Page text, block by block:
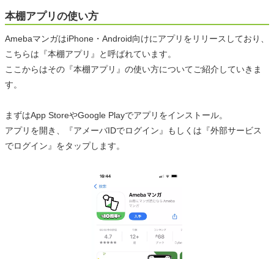
本棚アプリの使い方
AmebaマンガはiPhone・Android向けにアプリをリリースしており、
こちらは『本棚アプリ』と呼ばれています。
ここからはその『本棚アプリ』の使い方についてご紹介していきま
す。
まずはApp StoreやGoogle Playでアプリをインストール。
アプリを開き、『アメーバIDでログイン』もしくは『外部サービス
でログイン』をタップします。